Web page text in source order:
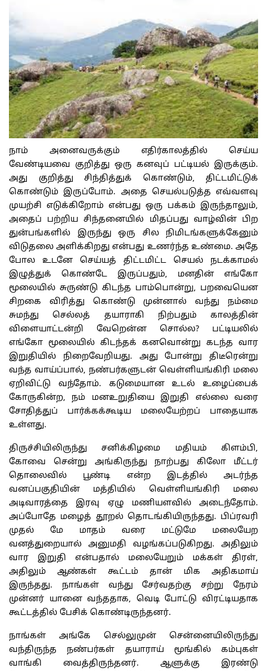
நாம் அனைவருக்கும் எதிர்காலத்தில்
செய்ய
வேண்டியவை குறித்து ஒரு கனவுப் பட்டியல் இருக்கும்.
அது
குறித்து சிந்தித்துக் கொண்டும், திட்டமிட்டுக்
கொண்டும் இருப்போம். அதை செயல்படுத்த எவ்வளவு
முயற்சி எடுக்கிறோம் என்பது ஒரு பக்கம் இருந்தாலும்,
அதைப்
பற்றிய சிந்தனையில் மிதப்பது வாழ்வின் பிற
துன்பங்களில்
இருந்து ஒரு சில
நிமிடங்களுக்கேனும்
விடுதலை அளிக்கிறது என்பது உணர்ந்த உண்மை.அதே
போல
உடனே செய்யத் திட்டமிட்ட செயல்
நடக்காமல்
இழுத்துக்
கொண்டே இருப்பதும், மனதின்
எங்கோ
மூலையில் சுருண்டு கிடந்த பாம்பொன்று, பறவையென
சிறகை
விரித்து கொண்டு முன்னால் வந்து
நம்மை
சுமந்து
செல்லத் தயாராகி நிற்பதும்
காலத்தின்
விளையாட்டன்றி
வேறென்ன சொல்ல? பட்டியலில்
எங்கோ மூலையில் கிடந்தக் கனவொன்று கடந்த வார
இறுதியில்
நிறைவேறியது. அது போன்று
திடீரென்று
வந்த வாய்ப்பால், நண்பர்களுடன் வெள்ளியங்கிரி மலை
ஏறிவிட்டு
வந்தோம். கடுமையான உடல்
உழைப்பைக்
கோருகின்ற, நம் மனஉறுதியை இறுதி எல்லை
வரை
சோதித்துப்
பார்க்கக்கூடிய மலையேற்றப்
பாதையாக
உள்ளது.
திருச்சியிலிருந்து சனிக்கிழமை மதியம் கிளம்பி,
கோவை
சென்று அங்கிருந்து நாற்பது கிலோ
மீட்டர்
தொலைவில்
பூண்டி என்ற இடத்தில்
அடர்ந்த
வனப்பகுதியின்
மத்தியில் வெள்ளியங்கிரி
மலை
அடிவாரத்தை
இரவு ஏழு மணியளவில் அடைந்தோம்.
அப்போதே மழைத் தூறல் தொடங்கியிருந்தது. பிப்ரவரி
முதல்
மே மாதம் வரை மட்டுமே
மலையேற
வனத்துறையால்
அனுமதி வழங்கப்படுகிறது. அதிலும்
வார
இறுதி என்பதால் மலையேறும் மக்கள் திரள்,
அதிலும்
ஆண்கள் கூட்டம் தான் மிக
அதிகமாய்
இருந்தது. நாங்கள் வந்து சேர்வதற்கு சற்று
நேரம்
முன்னர் யானை வந்ததாக, வெடி போட்டு விரட்டியதாக
கூட்டத்தில் பேசிக் கொண்டிருந்தனர்.
நாங்கள் அங்கே செல்லுமுன்
சென்னையிலிருந்து
வந்திருந்த
நண்பர்கள் தயாராய் மூங்கில்
கம்புகள்
வாங்கி
வைத்திருந்தனர். ஆளுக்கு
இரண்டு